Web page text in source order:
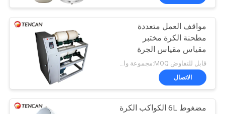
الكرة مطحنة جرة
35
مواقف العمل متعددة
مطحنة الكرة مختبر
مقياس مقياس الجرة
للطحن المتقطع / المستمر
الاتصال
مضغوط 6L الكواكب الكرة